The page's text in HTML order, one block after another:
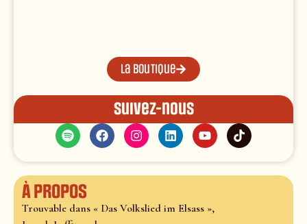
La boutique
Suivez-nous
À propos
Trouvable dans « Das Volkslied im Elsass »,